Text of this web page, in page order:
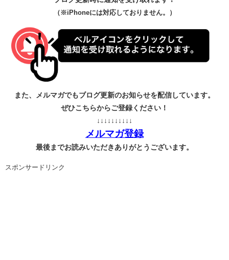
（※iPhoneには対応しておりません。）
また、メルマガでもブログ更新のお知らせを配信しています。
ぜひこちらからご登録ください！
↓↓↓↓↓↓↓↓↓↓
メルマガ登録
最後までお読みいただきありがとうございます。
スポンサードリンク